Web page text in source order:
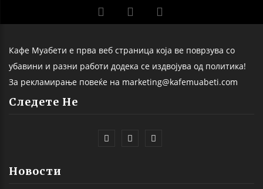
Кафе Муабети е прва веб страница која ве поврзува со
убавини и разни работи додека се издвојува од политика!
За рекламирање повеќе на marketing@kafemuabeti.com
Следете Не
Новости